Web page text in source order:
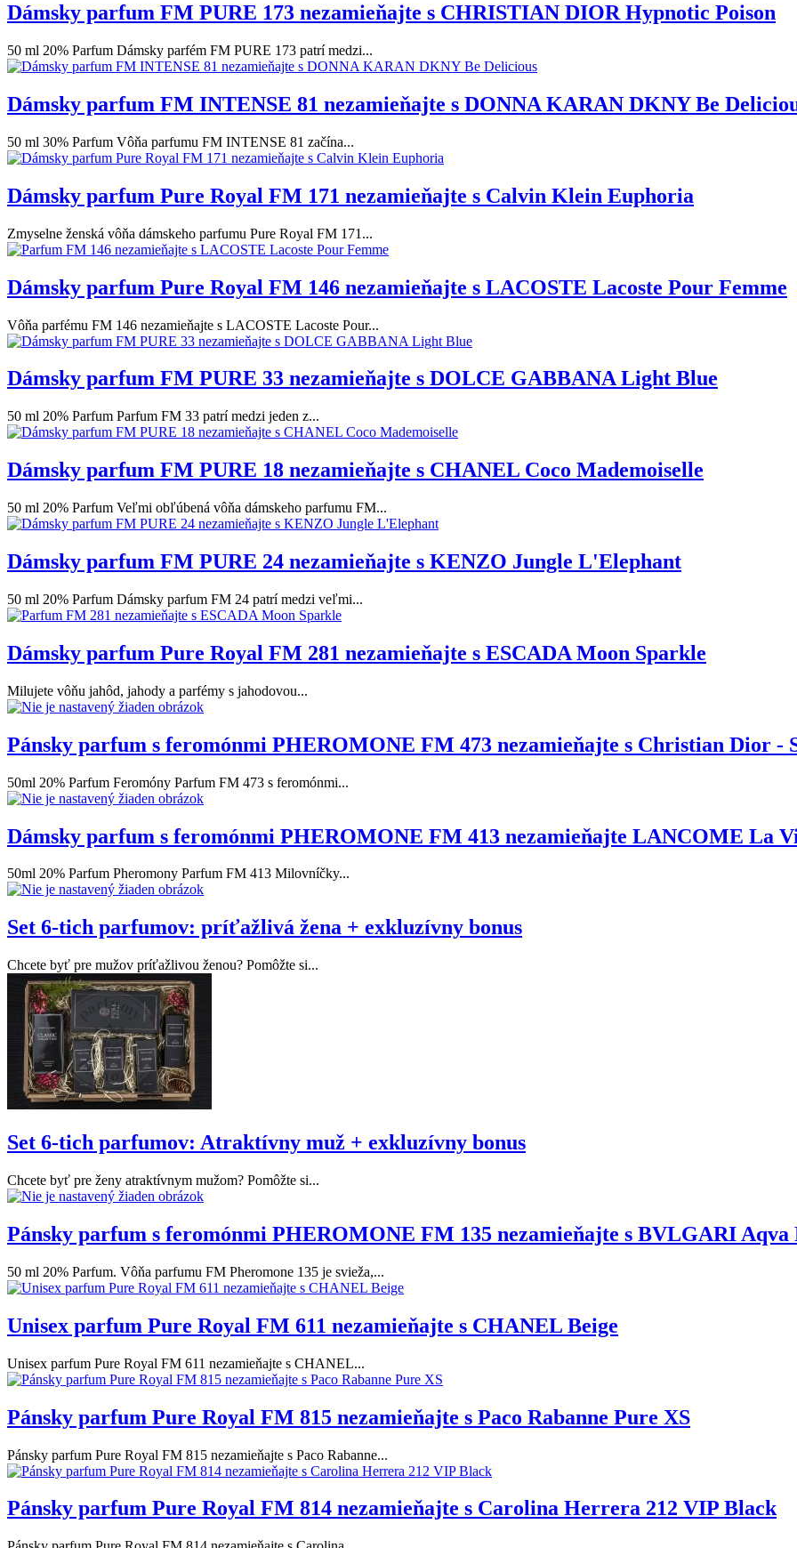
Dámsky parfum FM PURE 173 nezamieňajte s CHRISTIAN DIOR Hypnotic Poison
50 ml 20% Parfum Dámsky parfém FM PURE 173 patrí medzi...
Dámsky parfum FM INTENSE 81 nezamieňajte s DONNA KARAN DKNY Be
50 ml 30% Parfum Vôňa parfumu FM INTENSE 81 začína...
Dámsky parfum Pure Royal FM 171 nezamieňajte s Calvin Klein Euphoria
Zmyselne ženská vôňa dámskeho parfumu Pure Royal FM 171...
Dámsky parfum Pure Royal FM 146 nezamieňajte s LACOSTE Lacoste Pour Femme
Vôňa parfému FM 146 nezamieňajte s LACOSTE Lacoste Pour...
Dámsky parfum FM PURE 33 nezamieňajte s DOLCE GABBANA Light Blue
50 ml 20% Parfum Parfum FM 33 patrí medzi jeden z...
Dámsky parfum FM PURE 18 nezamieňajte s CHANEL Coco Mademoiselle
50 ml 20% Parfum Veľmi obľúbená vôňa dámskeho parfumu FM...
Dámsky parfum FM PURE 24 nezamieňajte s KENZO Jungle L'Elephant
50 ml 20% Parfum Dámsky parfum FM 24 patrí medzi veľmi...
Dámsky parfum Pure Royal FM 281 nezamieňajte s ESCADA Moon Sparkle
Milujete vôňu jahôd, jahody a parfémy s jahodovou...
Pánsky parfum s feromónmi PHEROMONE FM 473 nezamieňajte s Christian Dior -
50ml 20% Parfum Feromóny Parfum FM 473 s feromónmi...
Dámsky parfum s feromónmi PHEROMONE FM 413 nezamieňajte LANCOME La
50ml 20% Parfum Pheromony Parfum FM 413 Milovníčky...
Set 6-tich parfumov: príťažlivá žena + exkluzívny bonus
Chcete byť pre mužov príťažlivou ženou? Pomôžte si...
Set 6-tich parfumov: Atraktívny muž + exkluzívny bonus
Chcete byť pre ženy atraktívnym mužom? Pomôžte si...
Pánsky parfum s feromónmi PHEROMONE FM 135 nezamieňajte s BVLGARI Aqva
50 ml 20% Parfum. Vôňa parfumu FM Pheromone 135 je svieža,...
Unisex parfum Pure Royal FM 611 nezamieňajte s CHANEL Beige
Unisex parfum Pure Royal FM 611 nezamieňajte s CHANEL...
Pánsky parfum Pure Royal FM 815 nezamieňajte s Paco Rabanne Pure XS
Pánsky parfum Pure Royal FM 815 nezamieňajte s Paco Rabanne...
Pánsky parfum Pure Royal FM 814 nezamieňajte s Carolina Herrera 212 VIP Black